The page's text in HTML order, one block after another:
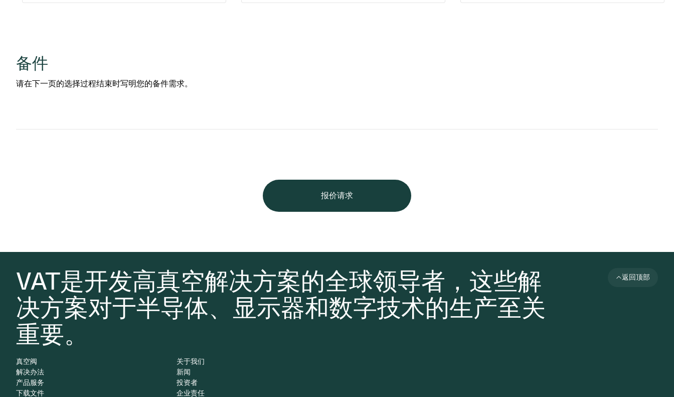
备件
请在下一页的选择过程结束时写明您的备件需求。
报价请求
VAT是开发高真空解决方案的全球领导者，这些解
决方案对于半导体、显示器和数字技术的生产至关
重要。
返回顶部
真空阀
解决办法
产品服务
下载文件
关于我们
新闻
投资者
企业责任